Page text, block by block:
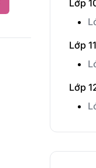
Lớp
Lớp 11
Lớp